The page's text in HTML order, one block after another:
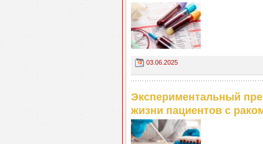
03.06.2025
Экспериментальный
жизни пациентов с